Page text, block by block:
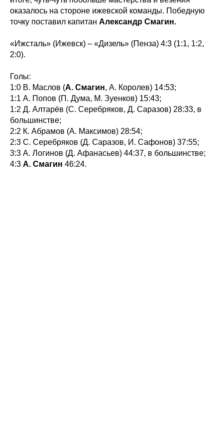
оказалось на стороне ижевской команды. Победную
точку поставил капитан Александр Смагин.
«Ижсталь» (Ижевск) – «Дизель» (Пенза) 4:3 (1:1, 1:2,
2:0).
Голы:
1:0 В. Маслов (А. Смагин, А. Королев) 14:53;
1:1 А. Попов (П. Дума, М. Зуенков) 15:43;
1:2 Д. Алтарёв (С. Серебряков, Д. Саразов) 28:33, в
большинстве;
2:2 К. Абрамов (А. Максимов) 28:54;
2:3 С. Серебряков (Д. Саразов, И. Сафонов) 37:55;
3:3 А. Логинов (Д. Афанасьев) 44:37, в большинстве;
4:3 А. Смагин 46:24.
Сайт
Социальные проекты
Видео
Магазин
болельщиков
ООО «ХК «Ижсталь»
ОГРН 1261800004751, ИНН 1800050073
г. Ижевск, ул. Свободы, д. 82а
8 (3412) 572062 (доб. 1)
izhstal@mail.ru